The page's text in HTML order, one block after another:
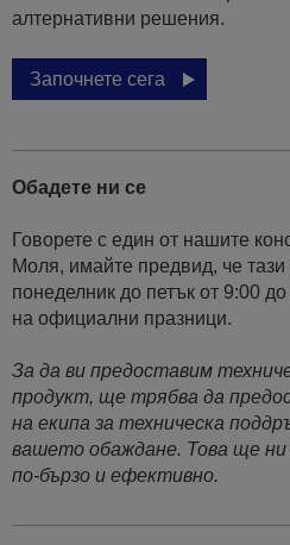
алтернативни решения.
Започнете сега
Обадете ни се
Говорете с един от нашите
Моля, имайте предвид, че
понеделник до петък от 9:00
на официални празници.
За да ви предоставим
продукт, ще трябва да
на екипа за техническа
вашето обаждане. Това ще ни
по-бързо и ефективно.